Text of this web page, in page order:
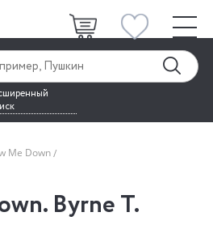
Me Down
Byrne T.